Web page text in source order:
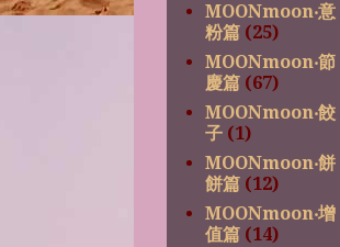
MOONmoon‧意
粉篇 (25)
MOONmoon‧節
慶篇 (67)
MOONmoon‧餃
子 (1)
MOONmoon‧餅
餅篇 (12)
MOONmoon‧增
值篇 (14)